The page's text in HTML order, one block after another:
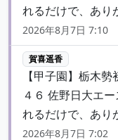
れるだけで、あり
2026年8月7日 7:10
賀喜遥香
【甲子園】栃木
４６ 佐野日大エ
れるだけで、あり
2026年8月7日 7:02